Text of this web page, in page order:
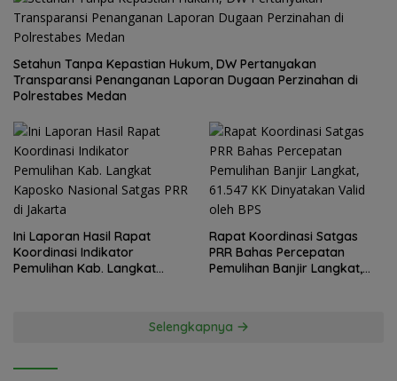
Setahun Tanpa Kepastian Hukum, DW Pertanyakan
Transparansi Penanganan Laporan Dugaan Perzinahan di
Polrestabes Medan
Ini Laporan Hasil Rapat
Koordinasi Indikator
Pemulihan Kab. Langkat
Rapat Koordinasi Satgas
PRR Bahas Percepatan
Pemulihan Banjir Langkat,
Selengkapnya